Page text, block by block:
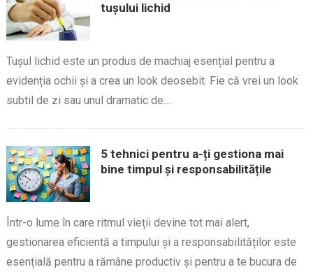
tușului lichid
Tușul lichid este un produs de machiaj esențial pentru a
evidenția ochii și a crea un look deosebit. Fie că vrei un look
subtil de zi sau unul dramatic de…
5 tehnici pentru a-ți gestiona mai
bine timpul și responsabilitățile
Într-o lume în care ritmul vieții devine tot mai alert,
gestionarea eficientă a timpului și a responsabilităților este
esențială pentru a rămâne productiv și pentru a te bucura de